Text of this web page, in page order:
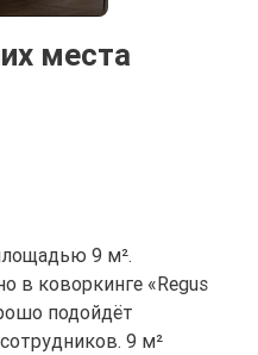
места
9 м².
в коворкинге «Regus
подойдёт
9 м²